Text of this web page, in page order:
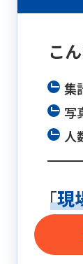
こ
集
写
人
「現